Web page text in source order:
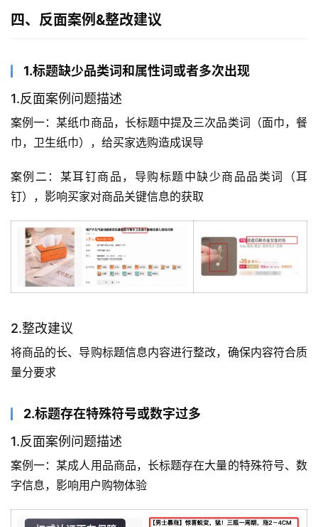
四、反面案例&整改建议
1.标题缺少品类词和属性词或者多次出现
1.反面案例问题描述
案例一：某纸巾商品，长标题中提及三次品类词（面巾，餐
巾，卫生纸巾），给买家选购造成误导
案例二：某耳钉商品，导购标题中缺少商品品类词（耳
钉），影响买家对商品关键信息的获取
2.整改建议
将商品的长、导购标题信息内容进行整改，确保内容符合质
量分要求
2.标题存在特殊符号或数字过多
1.反面案例问题描述
案例一：某成人用品商品，长标题存在大量的特殊符号、数
字信息，影响用户购物体验